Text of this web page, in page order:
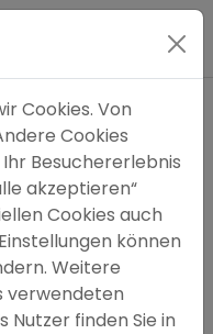
Cookies. Von
Cookies
Besuchererlebnis
akzeptieren“
Cookies auch
können
Weitere
verwendeten
Nutzer finden Sie in